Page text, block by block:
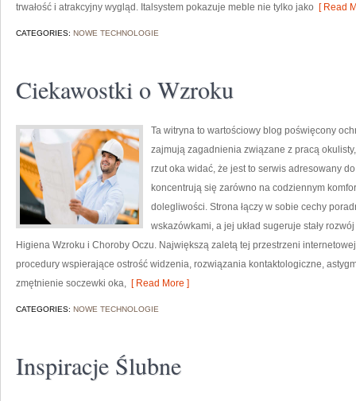
trwałość i atrakcyjny wygląd. Italsystem pokazuje meble nie tylko jako [ Read
CATEGORIES: NOWE TECHNOLOGIE
Ciekawostki o Wzroku
Ta witryna to wartościowy blog poświęcony
zajmują zagadnienia związane z pracą
rzut oka widać, że jest to serwis adresowany
koncentrują się zarówno na codziennym
dolegliwości. Strona łączy w sobie cechy
wskazówkami, a jej układ sugeruje stały
Higiena Wzroku i Choroby Oczu. Największą zaletą tej przestrzeni
procedury wspierające ostrość widzenia, rozwiązania kontaktologiczne,
zmętnienie soczewki oka, [ Read More ]
CATEGORIES: NOWE TECHNOLOGIE
Inspiracje Ślubne